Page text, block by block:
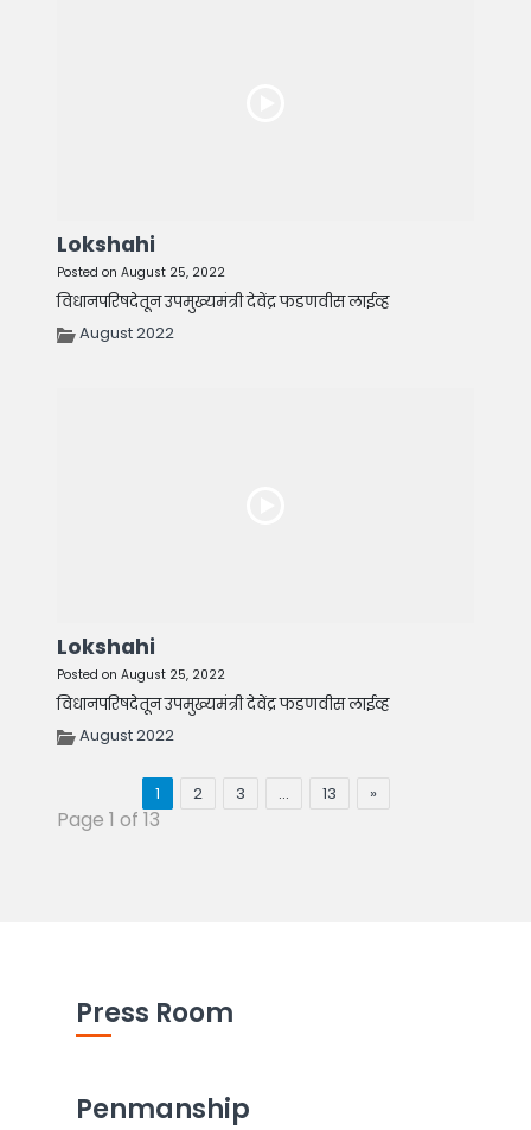
Press Room
Penmanship
Lokshahi
Posted on August 25, 2022
विधानपरिषदेतून उपमुख्यमंत्री देवेंद्र फडणवीस लाईव्ह
August 2022
Lokshahi
Posted on August 25, 2022
विधानपरिषदेतून उपमुख्यमंत्री देवेंद्र फडणवीस लाईव्ह
August 2022
1 2 3 … 13 »
Page 1 of 13